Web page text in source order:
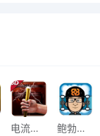
电流急急棒 鲍勃的梦境